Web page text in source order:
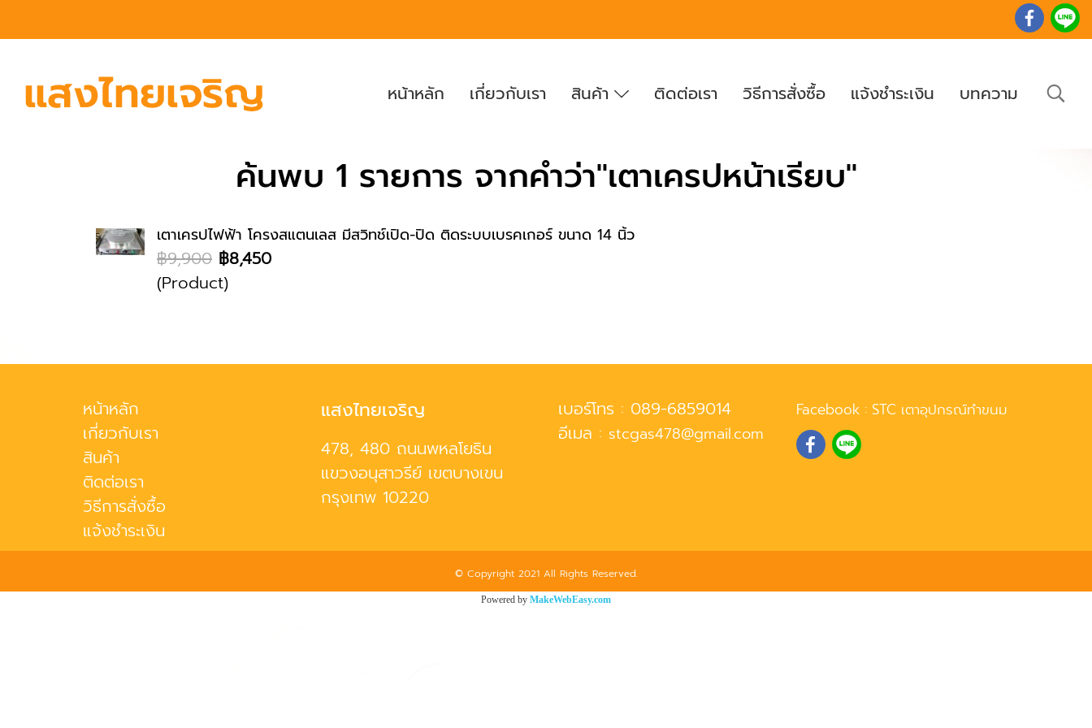
หน้าหลัก เกี่ยวกับเรา สินค้า ติดต่อเรา วิธีการสั่งซื้อ แจ้งชำระเงิน บทความ
ค้นพบ 1 รายการ จากคำว่า"เตาเครปหน้าเรียบ"
เตาเครปไฟฟ้า โครงสแตนเลส มีสวิทช์เปิด-ปิด ติดระบบเบรคเกอร์ ขนาด 14 นิ้ว
฿9,900 ฿8,450
(Product)
หน้าหลัก
เกี่ยวกับเรา
สินค้า
ติดต่อเรา
วิธีการสั่งซื้อ
แจ้งชำระเงิน
แสงไทยเจริญ
478, 480 ถนนพหลโยธิน
แขวงอนุสาวรีย์ เขตบางเขน
กรุงเทพ 10220
เบอร์โทร : 089-6859014
อีเมล : stcgas478@gmail.com
Facebook : STC เตาอุปกรณ์ทำขนม
© Copyright 2021 All Rights Reserved.
Powered by MakeWebEasy.com